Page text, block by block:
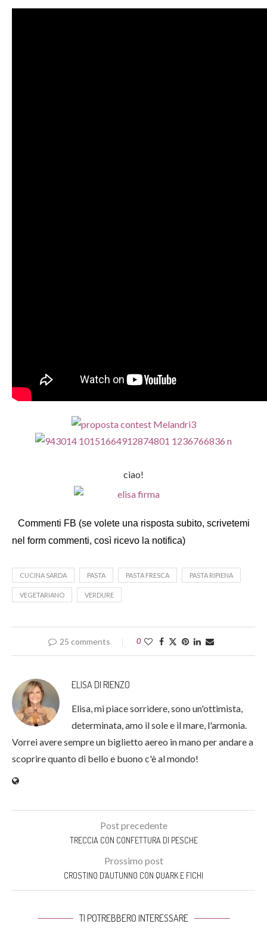
ciao!
Commenti FB (se volete una risposta subito, scrivetemi
nel form commenti, così ricevo la notifica)
CUCINA SARDA PASTA PASTA FRESCA PASTA RIPIENA
VEGETARIANO VERDURE
25 comments 0
ELISA DI RIENZO
Elisa, mi piace sorridere, sono un'ottimista,
determinata, amo il sole e il mare, l'armonia.
Vorrei avere sempre un biglietto aereo in mano per andare a
scoprire quanto di bello e buono c'è al mondo!
Post precedente
TRECCIA CON CONFETTURA DI PESCHE
Prossimo post
CROSTINO D’AUTUNNO CON QUARK E FICHI
TI POTREBBERO INTERESSARE